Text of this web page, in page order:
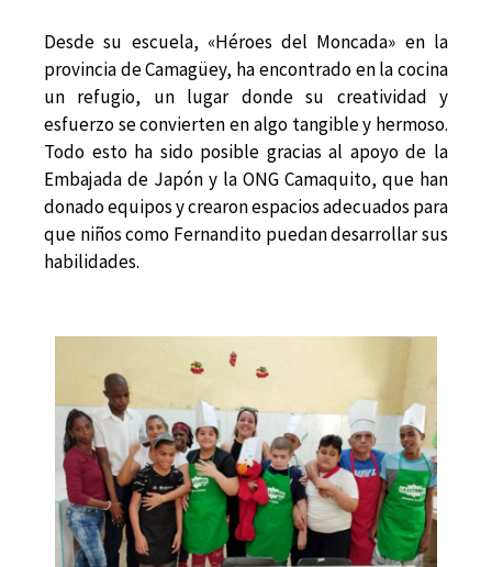
Desde su escuela, «Héroes del Moncada» en la
provincia de Camagüey, ha encontrado en la cocina
un refugio, un lugar donde su creatividad y
esfuerzo se convierten en algo tangible y hermoso.
Todo esto ha sido posible gracias al apoyo de la
Embajada de Japón y la ONG Camaquito, que han
donado equipos y crearon espacios adecuados para
que niños como Fernandito puedan desarrollar sus
habilidades.